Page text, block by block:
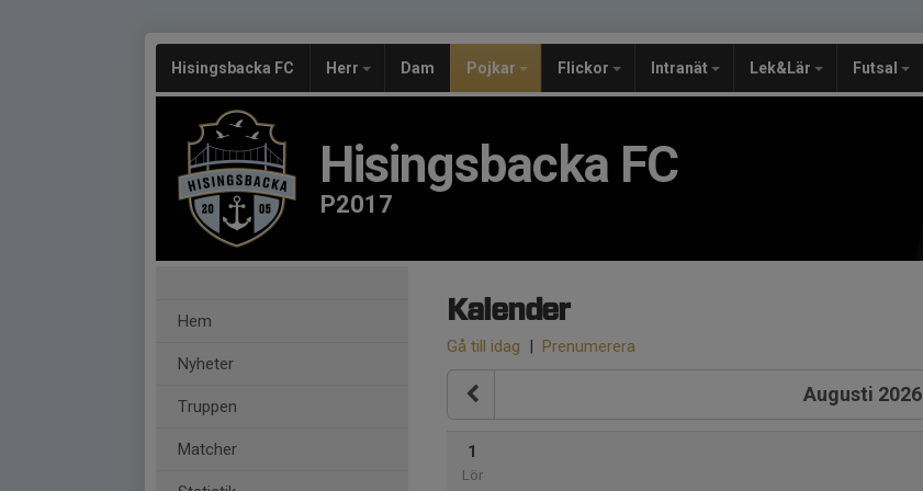
Hisingsbacka FC Herr Dam Pojkar Flickor Intranät Lek&Lär Futsal
Hisingsbacka FC
P2017
Hem
Nyheter
Truppen
Matcher
Kalender
Gå till idag | Prenumerera
Augusti 2026
1
Lör